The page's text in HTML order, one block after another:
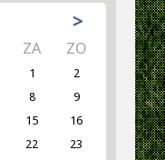
>
ZA ZO
1
2
8
9
15
16
22
23